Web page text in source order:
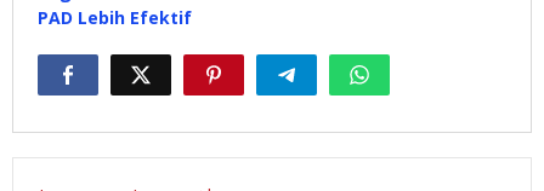
PAD Lebih Efektif